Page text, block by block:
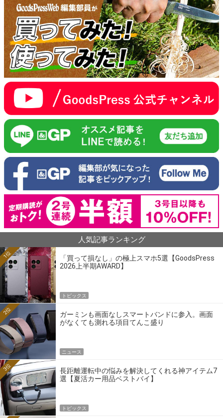
人気記事ランキング
「買って損なし」の極上スマホ5選【GoodsPress
2026上半期AWARD】
1位
トピックス
ガーミンも画面なしスマートバンドに参入。画面
がなくても測れる項目てんこ盛り
2位
ニュース
長距離運転中の悩みを解決してくれる神アイテム7
選【夏活カー用品ベストバイ】
3位
トピックス